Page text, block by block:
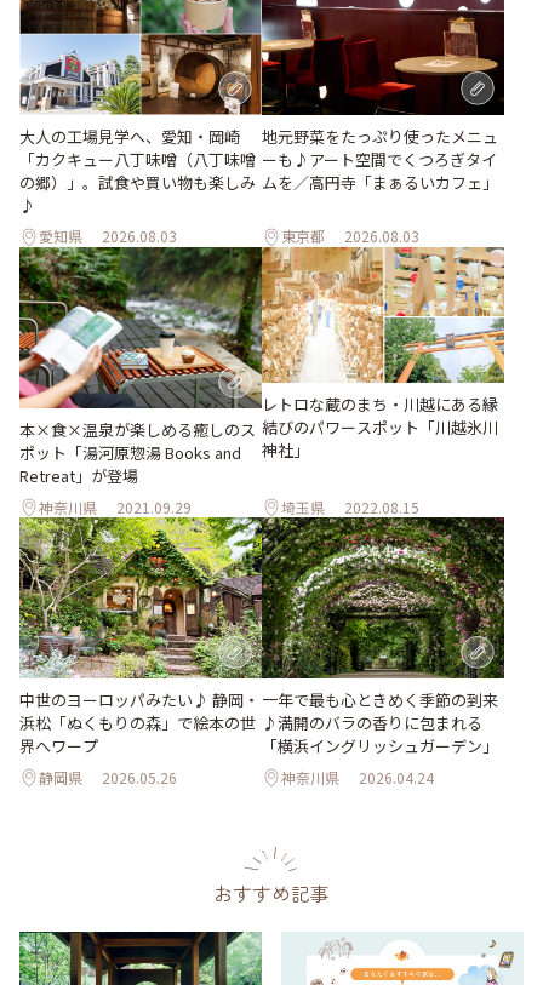
大人の工場見学へ、愛知・岡崎
「カクキュー八丁味噌（八丁味噌
の郷）」。試食や買い物も楽しみ
♪
愛知県 2026.08.03
地元野菜をたっぷり使ったメニュ
ーも♪アート空間でくつろぎタイ
ムを／高円寺「まぁるいカフェ」
東京都 2026.08.03
本×食×温泉が楽しめる癒しのス
ポット「湯河原惣湯 Books and
Retreat」が登場
神奈川県 2021.09.29
レトロな蔵のまち・川越にある縁
結びのパワースポット「川越氷川
神社」
埼玉県 2022.08.15
中世のヨーロッパみたい♪ 静岡・
浜松「ぬくもりの森」で絵本の世
界へワープ
静岡県 2026.05.26
一年で最も心ときめく季節の到来
♪満開のバラの香りに包まれる
「横浜イングリッシュガーデン」
神奈川県 2026.04.24
おすすめ記事